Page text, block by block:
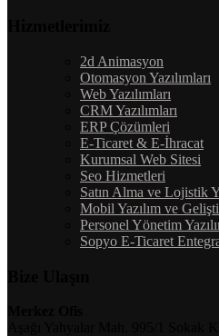
2d Animasyon
Otomasyon Yazılımları
Web Yazılımları
CRM Yazılımları
ERP Çözümleri
E-Ticaret & E-İhracat
Kurumsal Web Sitesi
Seo Hizmetleri
Satın Alma ve Lojistik
Mobil Yazılım ve
Personel Yönetim
Sopyo E-Ticaret